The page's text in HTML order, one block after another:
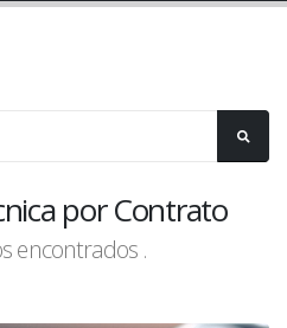
por Contrato
encontrados .